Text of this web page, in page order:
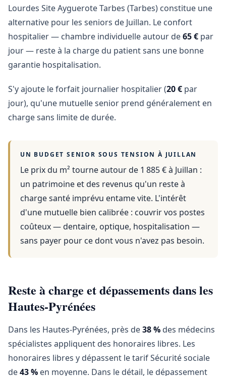
Lourdes Site Ayguerote Tarbes (Tarbes) constitue une
alternative pour les seniors de Juillan. Le confort
hospitalier — chambre individuelle autour de65 € par
jour — reste à la charge du patient sans une bonne
garantie hospitalisation.
S'y ajoute le forfait journalier hospitalier (20 € par
jour), qu'une mutuelle senior prend généralement en
charge sans limite de durée.
UN BUDGET SENIOR SOUS TENSION À JUILLAN
Le prix du m² tourne autour de 1 885 €à Juillan :
un patrimoine et des revenus qu'un reste à
charge santé imprévu entame vite. L'intérêt
d'une mutuelle bien calibrée : couvrir vos postes
coûteux — dentaire, optique, hospitalisation —
sans payer pour ce dont vous n'avez pas besoin.
Reste à charge et dépassements dans les
Hautes-Pyrénées
Dans les Hautes-Pyrénées, près de38 % des médecins
spécialistes appliquent des honoraires libres. Les
honoraires libres y dépassent le tarif Sécurité sociale
de43 % en moyenne. Dans le détail, le dépassement